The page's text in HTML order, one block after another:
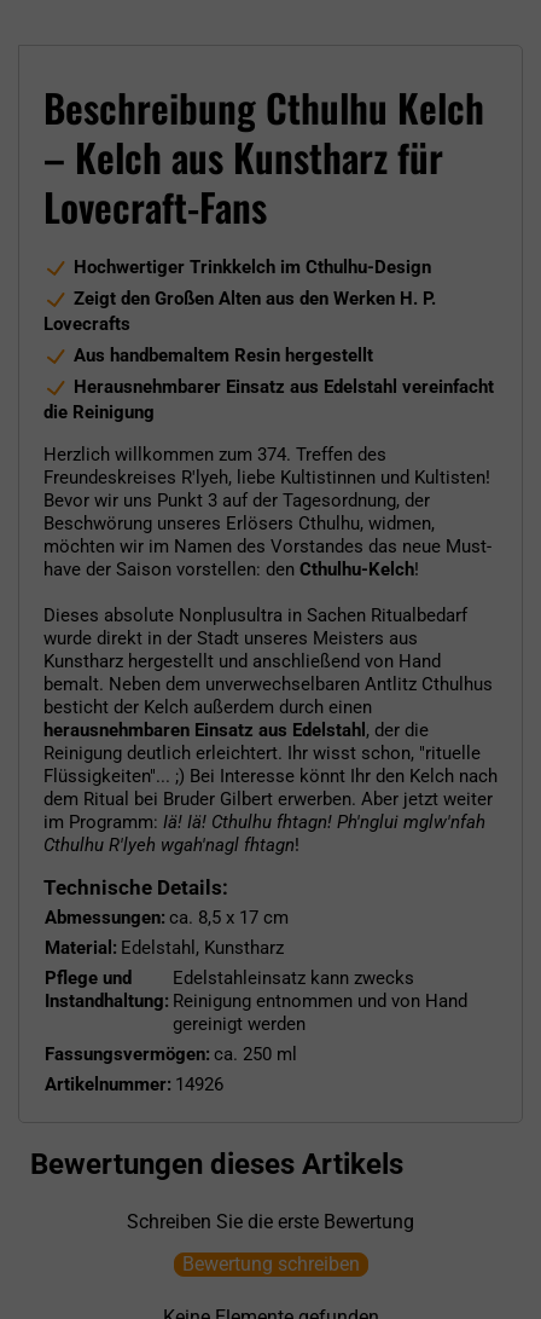
Beschreibung Cthulhu Kelch
– Kelch aus Kunstharz für
Lovecraft-Fans
Hochwertiger Trinkkelch im Cthulhu-Design
Zeigt den Großen Alten aus den Werken H. P.
Lovecrafts
Aus handbemaltem Resin hergestellt
Herausnehmbarer Einsatz aus Edelstahl vereinfacht
die Reinigung
Herzlich willkommen zum 374. Treffen des
Freundeskreises R'lyeh, liebe Kultistinnen und Kultisten!
Bevor wir uns Punkt 3 auf der Tagesordnung, der
Beschwörung unseres Erlösers Cthulhu, widmen,
möchten wir im Namen des Vorstandes das neue Must-
have der Saison vorstellen: den Cthulhu-Kelch!
Dieses absolute Nonplusultra in Sachen Ritualbedarf
wurde direkt in der Stadt unseres Meisters aus
Kunstharz hergestellt und anschließend von Hand
bemalt. Neben dem unverwechselbaren Antlitz Cthulhus
besticht der Kelch außerdem durch einen
herausnehmbaren Einsatz aus Edelstahl , der die
Reinigung deutlich erleichtert. Ihr wisst schon, "rituelle
Flüssigkeiten"... ;) Bei Interesse könnt Ihr den Kelch nach
dem Ritual bei Bruder Gilbert erwerben. Aber jetzt weiter
im Programm: Iä! Iä! Cthulhu fhtagn! Ph'nglui mglw'nfah
Cthulhu R'lyeh wgah'nagl fhtagn!
Technische Details:
Abmessungen: ca. 8,5 x 17 cm
Material: Edelstahl, Kunstharz
Pflege und
Instandhaltung:
Edelstahleinsatz kann zwecks
Reinigung entnommen und von Hand
gereinigt werden
Fassungsvermögen: ca. 250 ml
Artikelnummer: 14926
Bewertungen dieses Artikels
Schreiben Sie die erste Bewertung
Bewertung schreiben